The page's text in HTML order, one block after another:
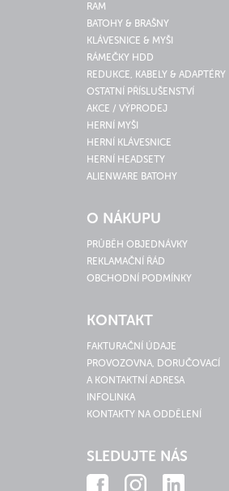
RAM
BATOHY & BRAŠNY
KLÁVESNICE & MYŠI
RÁMEČKY HDD
REDUKCE, KABELY & ADAPTÉRY
OSTATNÍ PŘÍSLUŠENSTVÍ
AKCE / VÝPRODEJ
HERNÍ MYŠI
HERNÍ KLÁVESNICE
HERNÍ HEADSETY
ALIENWARE BATOHY
O NÁKUPU
PRŮBĚH OBJEDNÁVKY
REKLAMAČNÍ ŘÁD
OBCHODNÍ PODMÍNKY
KONTAKT
FAKTURAČNÍ ÚDAJE
PROVOZOVNA, DORUČOVACÍ
A KONTAKTNÍ ADRESA
INFOLINKA
KONTAKTY NA ODDĚLENÍ
SLEDUJTE NÁS